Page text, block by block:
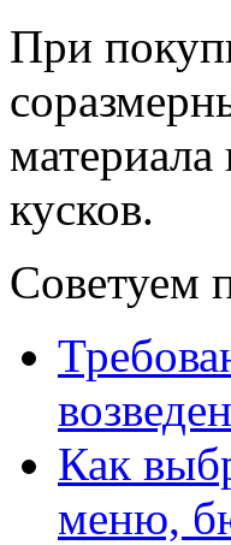
При
кусков.
Советуем
Как
меню,